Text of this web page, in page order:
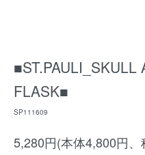
■ST.PAULI_SKULL
FLASK■
SP111609
5,280円(本体4,800円、